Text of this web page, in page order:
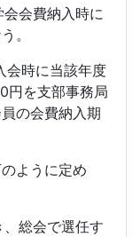
会費納入時に
。
時に当該年度
円を支部事務局
の会費納入期
ように定め
総会で選任す